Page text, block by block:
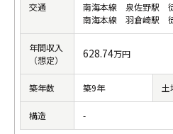
交通
南海本線 泉佐野駅
南海本線 羽倉崎駅
年間収入
（想定）
628.74万円
築年数 築9年 土
構造 -